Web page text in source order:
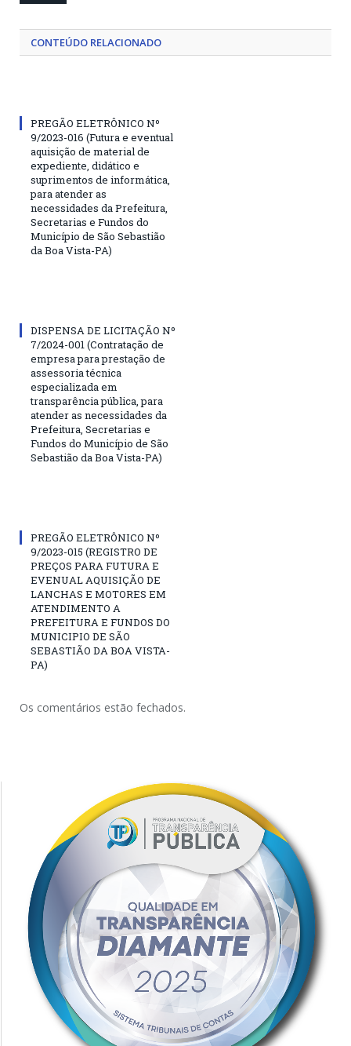
CONTEÚDO RELACIONADO
PREGÃO ELETRÔNICO Nº
9/2023-016 (Futura e eventual
aquisição de material de
expediente, didático e
suprimentos de informática,
para atender as
necessidades da Prefeitura,
Secretarias e Fundos do
Município de São Sebastião
da Boa Vista-PA)
DISPENSA DE LICITAÇÃO Nº
7/2024-001 (Contratação de
empresa para prestação de
assessoria técnica
especializada em
transparência pública, para
atender as necessidades da
Prefeitura, Secretarias e
Fundos do Município de São
Sebastião da Boa Vista-PA)
PREGÃO ELETRÔNICO Nº
9/2023-015 (REGISTRO DE
PREÇOS PARA FUTURA E
EVENUAL AQUISIÇÃO DE
LANCHAS E MOTORES EM
ATENDIMENTO A
PREFEITURA E FUNDOS DO
MUNICIPIO DE SÃO
SEBASTIÃO DA BOA VISTA-
PA)
Os comentários estão fechados.